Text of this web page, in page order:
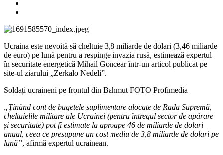
Ucraina este nevoită să cheltuie 3,8 miliarde de dolari (3,46 miliarde
de euro) pe lună pentru a respinge invazia rusă, estimează expertul
în securitate energetică Mihail Goncear într-un articol publicat pe
site-ul ziarului „Zerkalo Nedeli”.
Soldați ucraineni pe frontul din Bahmut FOTO Profimedia
„Ținând cont de bugetele suplimentare alocate de Rada Supremă,
cheltuielile militare ale Ucrainei (pentru întregul sector de apărare
și securitate) pot fi estimate la aproape 46 de miliarde de dolari
anual, ceea ce presupune un cost mediu de 3,8 miliarde de dolari pe
lună”, afirmă expertul ucrainean.